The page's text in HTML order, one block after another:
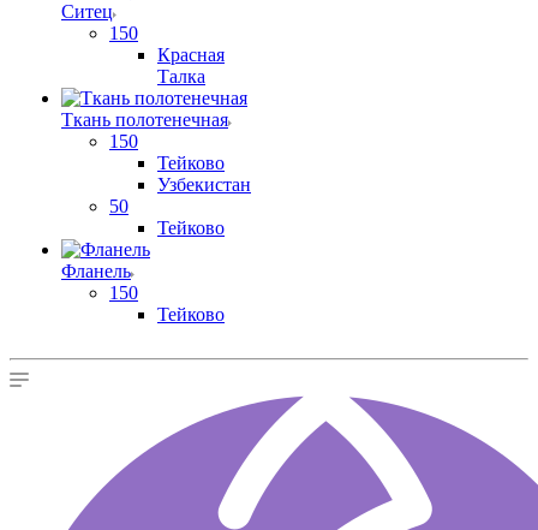
Ситец
150
Красная
Талка
Ткань полотенечная
150
Тейково
Узбекистан
50
Тейково
Фланель
150
Тейково